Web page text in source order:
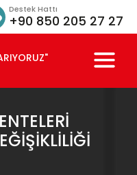
Destek Hattı
+90 850 205 27 27